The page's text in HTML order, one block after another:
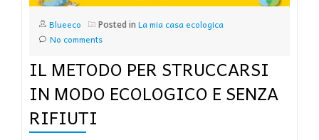
Blueeco Posted in La mia casa ecologica
No comments
IL METODO PER STRUCCARSI
IN MODO ECOLOGICO E SENZA
RIFIUTI